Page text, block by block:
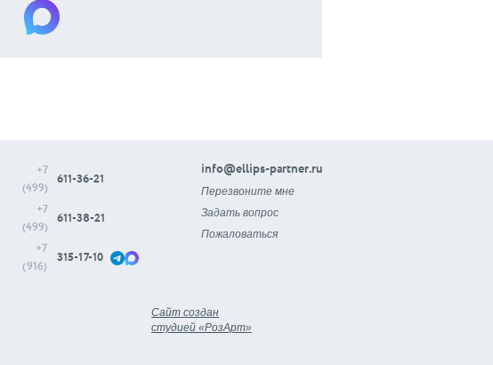
+7
(499)
611-36-21
+7
(499)
611-38-21
+7
(916)
315-17-10
info@ellips-partner.ru
Перезвоните мне
Задать вопрос
Пожаловаться
Сайт создан
студией «РозАрт»